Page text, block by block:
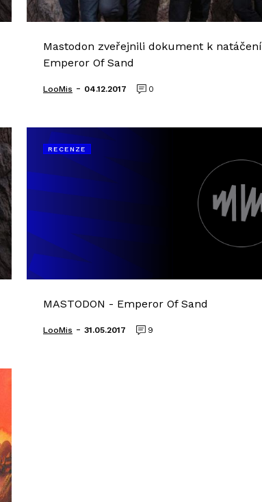
Mastodon zveřejnili dokument k natáčení
Emperor Of Sand
LooMis - 04.12.2017 0
RECENZE
MASTODON - Emperor Of Sand
LooMis - 31.05.2017 9